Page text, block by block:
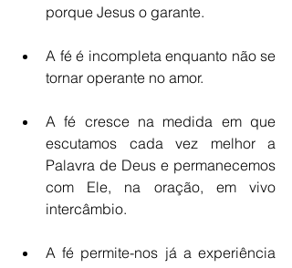
porque Jesus o garante.
A fé é incompleta enquanto não se
tornar operante no amor.
A fé cresce na medida em que
escutamos cada vez melhor a
Palavra de Deus e permanecemos
com Ele, na oração, em vivo
intercâmbio.
A fé permite-nos já a experiência